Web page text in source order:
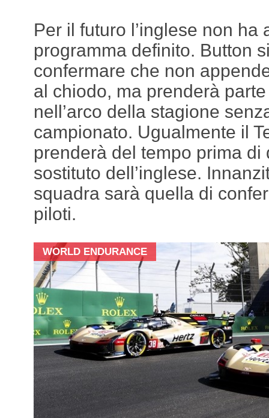
Per il futuro l’inglese non ha
programma definito. Button
confermare che non
al chiodo, ma prenderà
nell’arco della stagione
campionato. Ugualmente il
prenderà del tempo prima di
sostituto dell’inglese.
squadra sarà quella di
piloti.
WORLD ENDURANCE